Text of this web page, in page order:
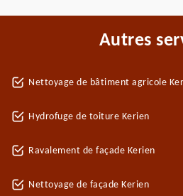
Autres
Nettoyage de bâtiment agricole
Hydrofuge de toiture Kerien
Ravalement de façade Kerien
Nettoyage de façade Kerien